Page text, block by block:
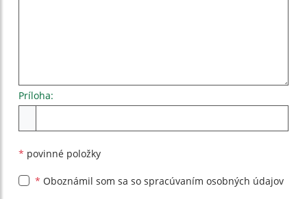
Príloha:
* povinné položky
* Oboznámil som sa so spracúvaním osobných údajov